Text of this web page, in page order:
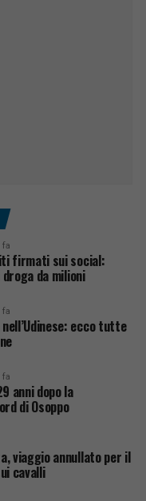
fa
firmati sui social:
da milioni
fa
ecco tutte
fa
anni dopo la
di Osoppo
viaggio annullato per il
cavalli